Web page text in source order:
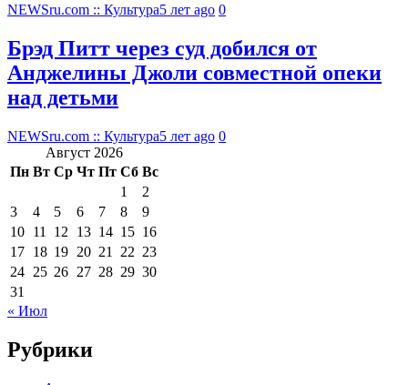
NEWSru.com :: Культура5 лет ago 0
Брэд Питт через суд добился от
Анджелины Джоли совместной опеки
над детьми
NEWSru.com :: Культура5 лет ago 0
Август 2026
Пн Вт Ср Чт Пт Сб Вс
1
2
3
4 5 6 7 8
9
10 11 12 13 14 15 16
17 18 19 20 21 22 23
24 25 26 27 28 29 30
31
« Июл
Рубрики